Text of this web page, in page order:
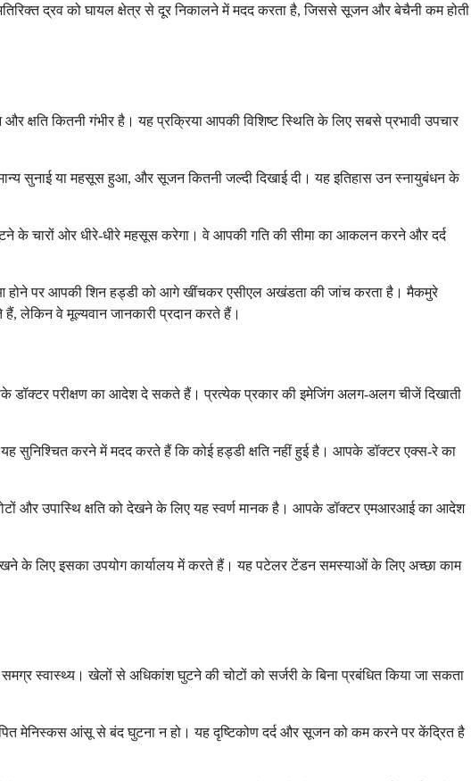
द्रव को घायल क्षेत्र से दूर निकालने में मदद करता है, जिससे सूजन और बेचैनी कम होती
कितनी गंभीर है। यह प्रक्रिया आपकी विशिष्ट स्थिति के लिए सबसे प्रभावी उपचार
सुनाई या महसूस हुआ, और सूजन कितनी जल्दी दिखाई दी। यह इतिहास उन स्नायुबंधन के
के चारों ओर धीरे-धीरे महसूस करेगा। वे आपकी गति की सीमा का आकलन करने और दर्द
होने पर आपकी शिन हड्डी को आगे खींचकर एसीएल अखंडता की जांच करता है। मैकमुरे
वे मूल्यवान जानकारी प्रदान करते हैं।
डॉक्टर परीक्षण का आदेश दे सकते हैं। प्रत्येक प्रकार की इमेजिंग अलग-अलग चीजें दिखाती
सुनिश्चित करने में मदद करते हैं कि कोई हड्डी क्षति नहीं हुई है। आपके डॉक्टर एक्स-रे का
और उपास्थि क्षति को देखने के लिए यह स्वर्ण मानक है। आपके डॉक्टर एमआरआई का आदेश
के लिए इसका उपयोग कार्यालय में करते हैं। यह पटेलर टेंडन समस्याओं के लिए अच्छा काम
स्वास्थ्य। खेलों से अधिकांश घुटने की चोटों को सर्जरी के बिना प्रबंधित किया जा सकता
मेनिस्कस आंसू से बंद घुटना न हो। यह दृष्टिकोण दर्द और सूजन को कम करने पर केंद्रित है